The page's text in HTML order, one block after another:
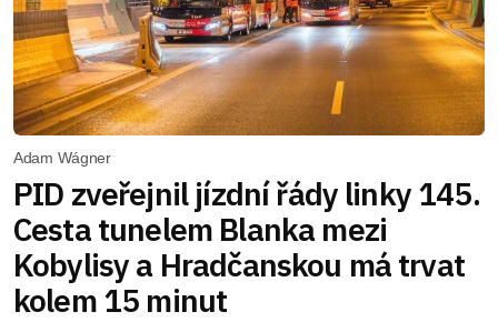
Adam Wágner
PID zveřejnil jízdní řády linky 145.
Cesta tunelem Blanka mezi
Kobylisy a Hradčanskou má trvat
kolem 15 minut